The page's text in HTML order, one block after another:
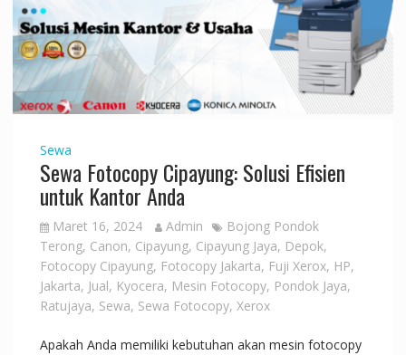
Sewa
Sewa Fotocopy Cipayung: Solusi Efisien
untuk Kantor Anda
Maret 16, 2024 Admin
Bojong Pondok
Terong, Canon, Cipayung, Cipayung Jaya, Depok,
Fotocopy Cipayung, Fotocopy Jakarta, Fuji Xerox, HP,
Jakarta, Jual, Kyocera, Mesin Fotocopy, Pondok Jaya,
Ratujaya, Sewa, Sewa Fotocopy, Xerox
Apakah Anda memiliki kebutuhan akan mesin fotocopy